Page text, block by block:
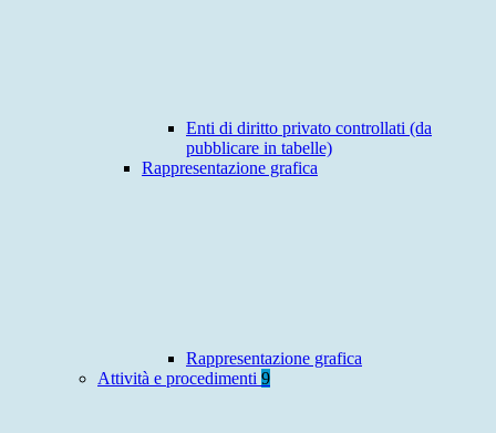
Enti di diritto privato controllati (da
pubblicare in tabelle)
Rappresentazione grafica
Rappresentazione grafica
Attività e procedimenti 9